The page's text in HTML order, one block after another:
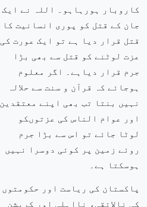
کاروبار ہورہاہو۔ اللہ نے ایک
جان کے قتل کو پوری انسانیت کا
قتل قرار دیا ہے تو ایک عورت کی
عزت لوٹنے کو قتل سے بھی بڑا
جرم قرار دیاہے۔ اگر معلوم
ہوجائے کہ قرآن و سنت سے حلالہ
نہیں بنتا تب بھی اپنے معتقدین
اور عوام الناس کی عزتوںکو
لوٹا جائے تو اس سے بڑا جرم
روئے زمین پر کوئی دوسرا نہیں
ہوسکتا ہے۔
پاکستان کی ریاست اور حکومتوں
کی نالائقی، نااہلی اور کرپشن